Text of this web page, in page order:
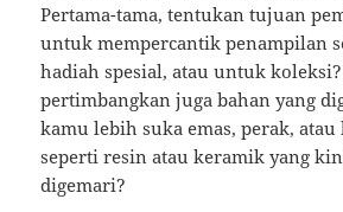
Pertama-tama, tentukan tujuan
untuk mempercantik penampilan
hadiah spesial, atau untuk
pertimbangkan juga bahan yang
kamu lebih suka emas, perak,
seperti resin atau keramik yang
digemari?